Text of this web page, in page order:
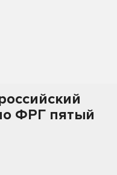
ФРГ пятый